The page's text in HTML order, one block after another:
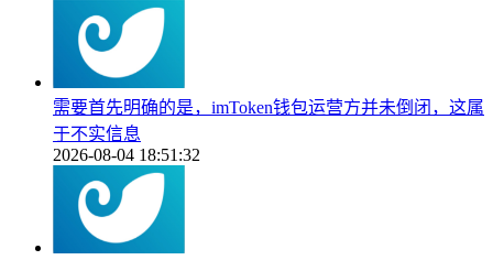
需要首先明确的是，imToken钱包运营方并未倒闭，这属
于不实信息
2026-08-04 18:51:32